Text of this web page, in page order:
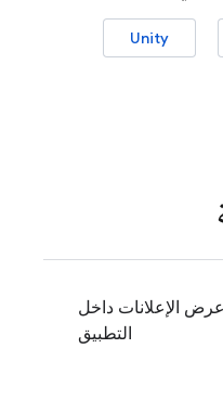
Unity
عرض الإعلانات داخل
التطبيق